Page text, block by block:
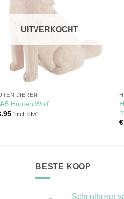
UITVERKOCHT
DIEREN
Houten Wolf
"incl. btw"
€
BESTE KOOP
Schoolbeker